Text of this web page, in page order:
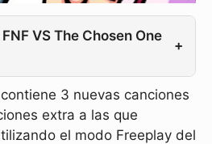
VS The Chosen One
+
contiene 3 nuevas canciones
extra a las que
el modo Freeplay del